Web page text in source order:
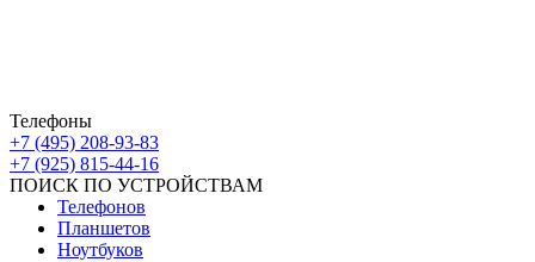
Телефоны
+7 (495) 208-93-83
+7 (925) 815-44-16
ПОИСК ПО УСТРОЙСТВАМ
Телефонов
Планшетов
Ноутбуков